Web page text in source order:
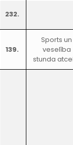
232.
139.
Sports un
veselība
stunda